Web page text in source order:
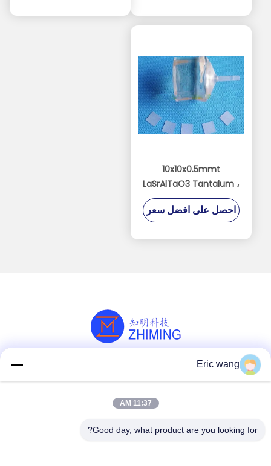
10x10x0.5mmt
LaSrAlTaO3 Tantalum ،
LSAT Wafer Substrate
Crystal Industrial
احصل على افضل سعر
اتصل سريعًا
Eric wang
11:37 AM
Good day, what product are you looking for?